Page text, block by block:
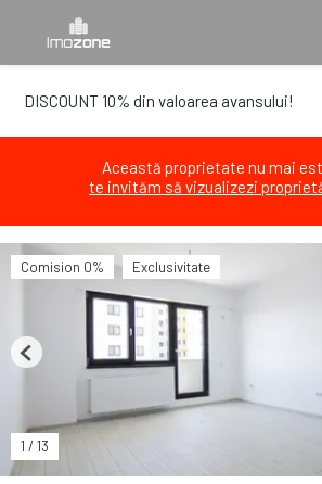
DISCOUNT 10% din valoarea avansului!
Această proprietate nu mai
te invităm să vizualizezi
Comision 0% Exclusivitate
1 / 13
Previous